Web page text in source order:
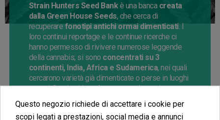
Strain Hunters Seed Bankè una banca creata
dalla Green House Seeds, che cerca di
recuperarefonotipi antichi ormai dimenticati. I
loro continui reportage e le continue ricerche ci
hanno permesso di rivivere numerose leggende
della cannabis; si sono concentrati su 3
continenti, India, Africa e Sudamerica, nei quali
cercarono varietà già dimenticate o perse in luoghi
remoti. Grazie ai lorodocumentaripossiamo
diversi modi di creare hashish. Le loro collezioni
Questo negozio richiede di accettare i cookie per
scopi legati a prestazioni, social media e annunci